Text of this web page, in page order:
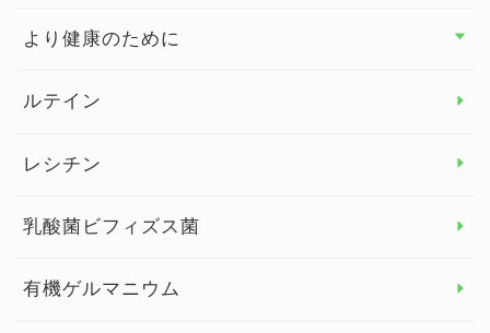
より健康のために
より健康のために トップ
眼の健康
ルテイン
レシチン
乳酸菌ビフィズス菌
有機ゲルマニウム